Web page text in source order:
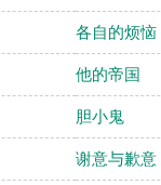
各自的烦恼
他的帝国
胆小鬼
谢意与歉意